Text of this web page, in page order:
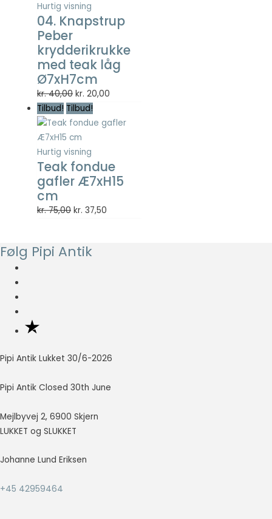
Hurtig visning
04. Knapstrup
Peber
krydderikrukke
med teak låg
Ø7xH7cm
kr.40,00 Den
oprindelige
pris
var:
kr. 40,00.
kr. 20,00
pris
Tilbud! Tilbud!
Hurtig visning
Teak fondue
gafler Æ7xH15
cm
kr.75,00 Den
var:
kr. 37,50
Følg Pipi Antik
Pipi Antik Lukket 30/6-2026
Pipi Antik Closed 30th June
Mejlbyvej 2, 6900 Skjern
LUKKET og SLUKKET
Johanne Lund Eriksen
+45 42959464
cookies
hjælper
webstedsejere
med at forstå,
hvordan de
besøgende
interagerer
med
hjemmesider
ved at
indsamle og
rapportere
oplysninger
anonymt.
Oplevelse
så godt som
forsvinder en
fra
Marketing
Marketing
bruges til at
på tværs af